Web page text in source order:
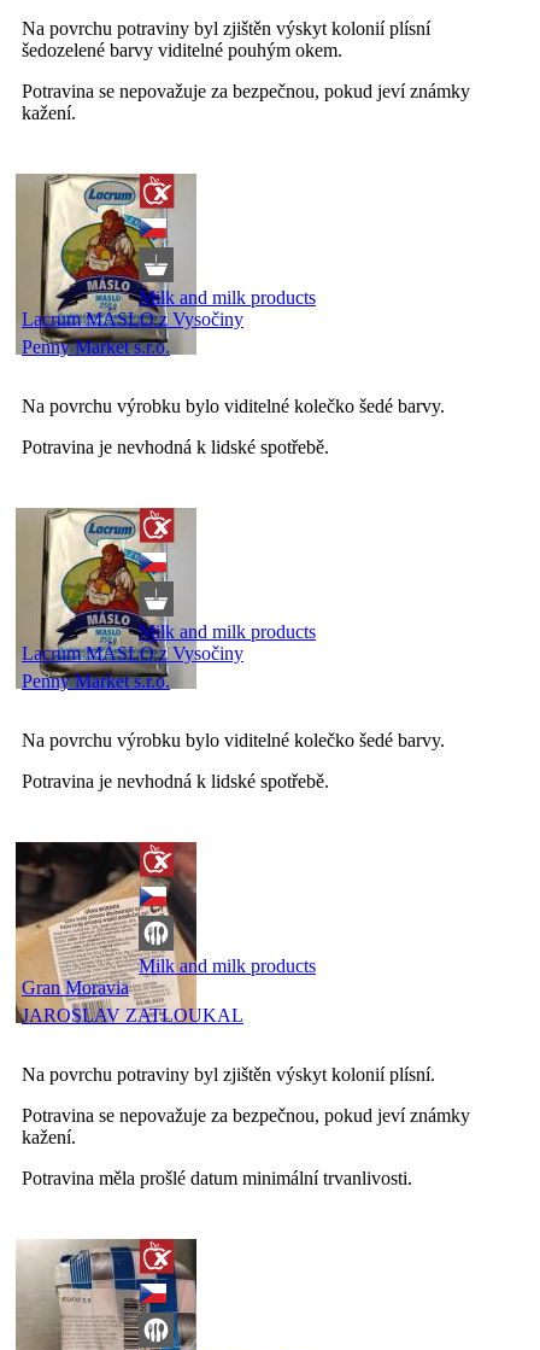
Na povrchu potraviny byl zjištěn výskyt kolonií plísní
šedozelené barvy viditelné pouhým okem.
Potravina se nepovažuje za bezpečnou, pokud jeví známky
kažení.
Milk and milk products
Lacrum MÁSLO z Vysočiny
Penny Market s.r.o.
Na povrchu výrobku bylo viditelné kolečko šedé barvy.
Potravina je nevhodná k lidské spotřebě.
Milk and milk products
Lacrum MÁSLO z Vysočiny
Penny Market s.r.o.
Na povrchu výrobku bylo viditelné kolečko šedé barvy.
Potravina je nevhodná k lidské spotřebě.
Milk and milk products
Gran Moravia
JAROSLAV ZATLOUKAL
Na povrchu potraviny byl zjištěn výskyt kolonií plísní.
Potravina se nepovažuje za bezpečnou, pokud jeví známky
kažení.
Potravina měla prošlé datum minimální trvanlivosti.